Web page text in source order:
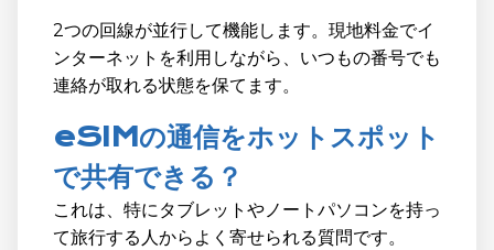
2つの回線が並行して機能します。現地料金でイ
ンターネットを利用しながら、いつもの番号でも
連絡が取れる状態を保てます。
eSIMの通信をホットスポット
で共有できる？
これは、特にタブレットやノートパソコンを持っ
て旅行する人からよく寄せられる質問です。